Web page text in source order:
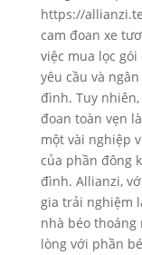
https://
cam đoan xe
việc mua lọc
yêu cầu và
đình. Tuy
đoan toàn vẹn
một vài nghiệp
của phần đông
đình. Allianzi,
gia trải nghiệm
nhà béo thoáng
lòng với phần